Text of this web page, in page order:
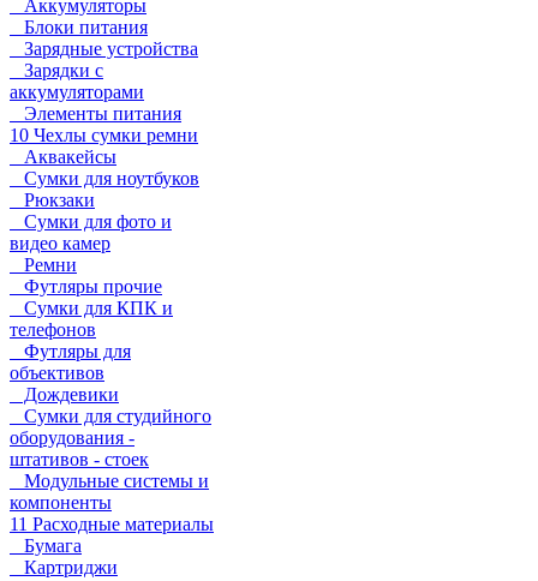
Аккумуляторы
Блоки питания
Зарядные устройства
Зарядки с
аккумуляторами
Элементы питания
10 Чехлы сумки ремни
Аквакейсы
Сумки для ноутбуков
Рюкзаки
Сумки для фото и
видео камер
Ремни
Футляры прочие
Сумки для КПК и
телефонов
Футляры для
объективов
Дождевики
Сумки для студийного
оборудования -
штативов - стоек
Модульные системы и
компоненты
11 Расходные материалы
Бумага
Картриджи